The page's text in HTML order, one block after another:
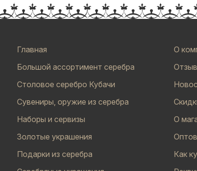
Главная
Большой ассортимент серебра
Столовое серебро Кубачи
Сувениры, оружие из серебра
Наборы и сервизы
Золотые украшения
Подарки из серебра
О
О
Как